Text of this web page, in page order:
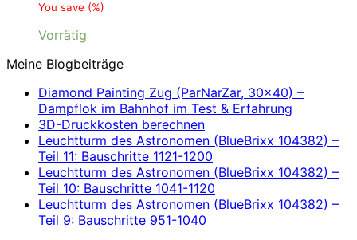
You save (%)
Vorrätig
Meine Blogbeiträge
Diamond Painting Zug (ParNarZar, 30×40) –
Dampflok im Bahnhof im Test & Erfahrung
3D-Druckkosten berechnen
Leuchtturm des Astronomen (BlueBrixx 104382) –
Teil 11: Bauschritte 1121-1200
Leuchtturm des Astronomen (BlueBrixx 104382) –
Teil 10: Bauschritte 1041-1120
Leuchtturm des Astronomen (BlueBrixx 104382) –
Teil 9: Bauschritte 951-1040